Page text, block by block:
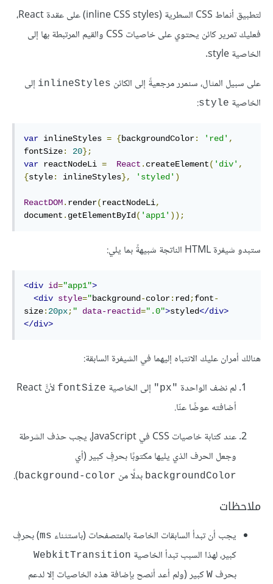
لتطبيق أنماط CSS السطرية (inline CSS styles) على عقدة React،
فعليك تمرير كائن يحتوي على خاصيات CSS والقيم المرتبطة بها إلى
الخاصية style.
على سبيل المثال، سنمرر مرجعيةً إلى الكائن inlineStyles إلى
الخاصية style
:
var inlineStyles = {backgroundColor: 'red' ,
fontSize: 20};
var reactNodeLi = React . createElement( 'div' ,
{style: inlineStyles}, 'styled' )
ReactDOM. render(reactNodeLi,
document . getElementById ( 'app1' ));
ستبدو شيفرة HTML الناتجة شبيهةً بما يلي:
<div id="app1">
<div style="background -color: red ;font-
size: 20px; " data-reactid=".0">styled</div>
</div>
هنالك أمران عليك الانتباه إليهما في الشيفرة السابقة:
لم نضف الواحدة "px" إلى الخاصية fontSize
لأنَّ React
أضافته عوضًا عنّا.
عند كتابة خاصيات CSS في JavaScript، يجب حذف الشرطة
وجعل الحرف الذي يليها مكتوبًا بحرفٍ كبير (أي
backgroundColor بدلًا من background-color
).
ملاحظات
يجب أن تبدأ السابقات الخاصة بالمتصفحات (باستثناء ms) بحرفٍ
كبير، لهذا السبب تبدأ الخاصية WebkitTransition
بحرف W كبير (ولم أعد أنصح بإضافة هذه الخاصيات إلا لدعم